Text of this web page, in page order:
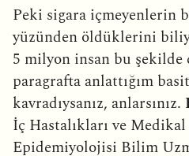
Peki sigara içmeyenlerin
yüzünden öldüklerini
5 milyon insan bu
paragrafta anlattığım
kavradıysanız, anlarsınız.
İç Hastalıkları ve
Epidemiyolojisi Bilim